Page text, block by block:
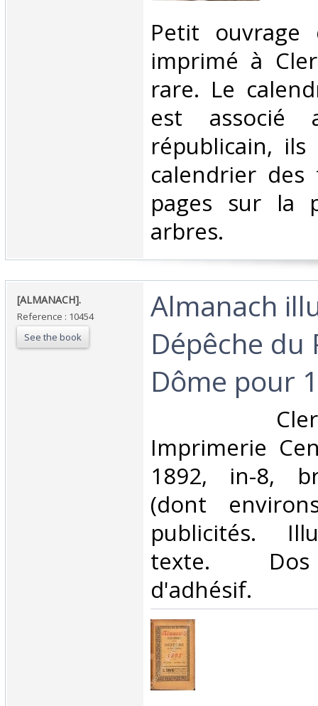
‎Petit ouvrage
imprimé à
rare. Le
est associé
républicain,
calendrier
pages sur la
arbres. ‎
‎[ALMANACH].‎
Reference : 10454
See the book
‎Almanach
Dépêche du
Dôme pour
Imprimerie
1892, in-8,
(dont
publicités.
texte.
d'adhésif. ‎